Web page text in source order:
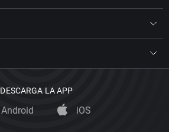
DESCARGA LA APP
Android iOS